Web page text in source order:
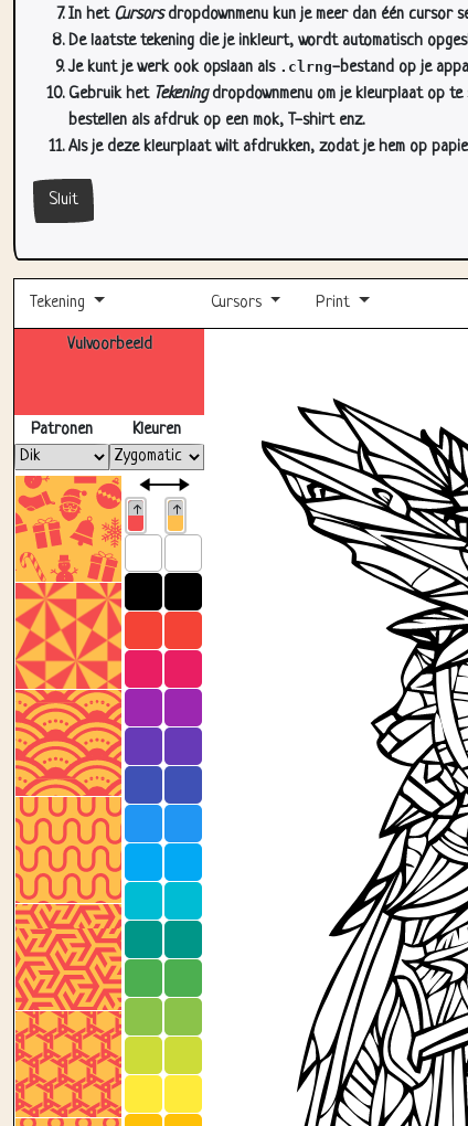
In het Cursorsdropdownmenu kun je meer dan één cursor
De laatste tekening die je inkleurt, wordt automatisch
Je kunt je werk ook opslaan als .clrng-bestand op je
Gebruik het Tekeningdropdownmenu om je kleurplaat op
bestellen als afdruk op een mok, T-shirt enz.
Als je deze kleurplaat wilt afdrukken, zodat je hem op
Sluit
Tekening Cursors Print
Vulvoorbeeld
Patronen Kleuren